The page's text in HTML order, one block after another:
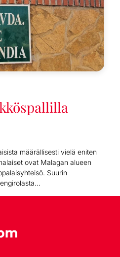
määrällisesti vielä eniten
ovat Malagan alueen
Suurin